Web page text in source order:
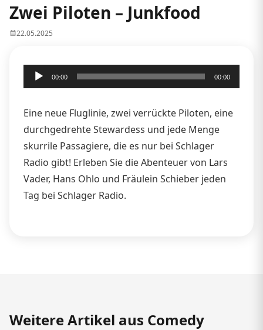
Zwei Piloten – Junkfood
22.05.2025
Audio-
Player
00:00 00:00
Eine neue Fluglinie, zwei verrückte Piloten, eine
durchgedrehte Stewardess und jede Menge
skurrile Passagiere, die es nur bei Schlager
Radio gibt! Erleben Sie die Abenteuer von Lars
Vader, Hans Ohlo und Fräulein Schieber jeden
Tag bei Schlager Radio.
Weitere Artikel aus Comedy